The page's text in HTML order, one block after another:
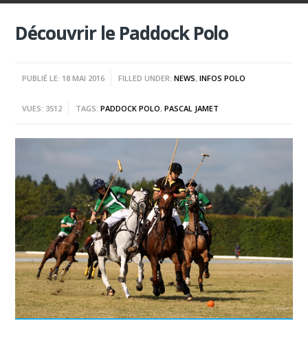
Découvrir le Paddock Polo
PUBLIÉ LE: 18 MAI 2016 FILLED UNDER:NEWS,INFOS POLO
VUES: 3512 TAGS:PADDOCK POLO,PASCAL JAMET